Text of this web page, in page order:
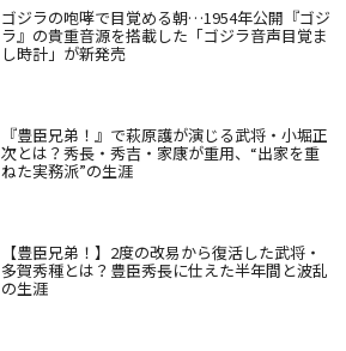
ゴジラの咆哮で目覚める朝…1954年公開『ゴジ
ラ』の貴重音源を搭載した「ゴジラ音声目覚ま
し時計」が新発売
『豊臣兄弟！』で萩原護が演じる武将・小堀正
次とは？秀長・秀吉・家康が重用、“出家を重
ねた実務派”の生涯
【豊臣兄弟！】2度の改易から復活した武将・
多賀秀種とは？豊臣秀長に仕えた半年間と波乱
の生涯